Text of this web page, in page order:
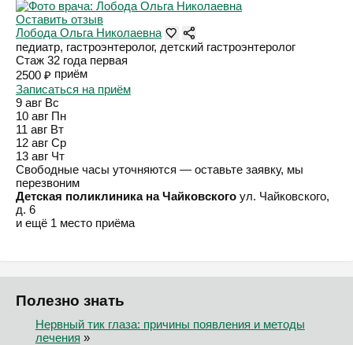
Оставить отзыв
Лобода Ольга Николаевна
педиатр, гастроэнтеролог, детский гастроэнтеролог
Стаж 32 года первая
2500 ₽ приём
Записаться на приём
9 авг Вс
10 авг Пн
11 авг Вт
12 авг Ср
13 авг Чт
Свободные часы уточняются — оставьте заявку, мы
перезвоним
Детская поликлиника на Чайковского ул. Чайковского,
д. 6
и ещё 1 место приёма
Полезно знать
Нервный тик глаза: причины появления и методы
лечения »